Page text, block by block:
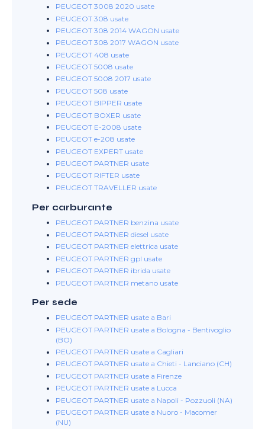
PEUGEOT 3008 2020 usate
PEUGEOT 308 usate
PEUGEOT 308 2014 WAGON usate
PEUGEOT 308 2017 WAGON usate
PEUGEOT 408 usate
PEUGEOT 5008 usate
PEUGEOT 5008 2017 usate
PEUGEOT 508 usate
PEUGEOT BIPPER usate
PEUGEOT BOXER usate
PEUGEOT E-2008 usate
PEUGEOT e-208 usate
PEUGEOT EXPERT usate
PEUGEOT PARTNER usate
PEUGEOT RIFTER usate
PEUGEOT TRAVELLER usate
Per carburante
PEUGEOT PARTNER benzina usate
PEUGEOT PARTNER diesel usate
PEUGEOT PARTNER elettrica usate
PEUGEOT PARTNER gpl usate
PEUGEOT PARTNER ibrida usate
PEUGEOT PARTNER metano usate
Per sede
PEUGEOT PARTNER usate a Bari
PEUGEOT PARTNER usate a Bologna - Bentivoglio
(BO)
PEUGEOT PARTNER usate a Cagliari
PEUGEOT PARTNER usate a Chieti - Lanciano (CH)
PEUGEOT PARTNER usate a Firenze
PEUGEOT PARTNER usate a Lucca
PEUGEOT PARTNER usate a Napoli - Pozzuoli (NA)
PEUGEOT PARTNER usate a Nuoro - Macomer
(NU)